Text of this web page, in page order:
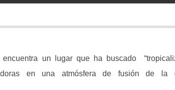
un lugar que ha buscado
en una atmósfera de fusión de la